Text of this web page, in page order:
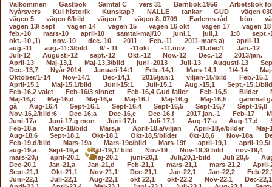
Välkommen Gästbok Samtal C vers 31 Barnbok,1956
Arbetsbok
Nyårsvers
Kul historik Kunskap? NALLE tankar GUD
vägen
vägen 5
vägen 6/bild vägen 7 vägen 8, 0709 Faderns råd bön
vägen 13/ sept
vägen 14 vägen 15 vägen 16 okt vägen 17
vägen 18
feb.-10
mars-10 april-10 samtal-maj/10 juni,1 juli,1 1:8
sept.-
okt.-10 ,1)
nov.-10 dec.-10 2011 Feb.-11 2011-mars a)
april-11
aug.-11
aug.-11:3/bild 9/ - 11 -11okt -11.nov -11.dec/1
Jan.-12
Juli-12
Augusti-12 sept.-12 Okt.-12 Nov.-12 Dec.-12
2013/jan.
April-13
Maj-13,1 Maj-13,3/bild juni -2013 Juli-13 Augusti-13
Dec.-13,7
Nyår 2014 Januari-14:1 Feb.-14,1 Mars-14,1 1/4-14
Oktober/1-14
Nov-14/1 Dec-14,1 2015/jan:1 viljan-15/bild
Feb.-15,1
April-15,1
Maj-15,1/bild Juni-15:1 Juli-15,1 Aug.-15,1
Sept.-15,1/
Feb-16,2 valet
Feb-16/3 sinnet Feb-16,4 Gud faller Feb-16,5 Bilder
Maj-16,c
Maj-16,d Maj-16,e Maj-16,f Maj-16,g Maj-16,h
gammal
gå
Aug-16,4 Sept-16,1 Sept-16,4 Sept-16,5 Sept-16,7
Sept-16,8
Nov-16,2/bild:6
Dec-16,a Dec-16,e Dec-16,f 2017,jan.-1 Feb-17
Juni-17a
Juni-17,g mon Juni-17,h Juli-17,1 Aug-17-a Aug-17,d
Feb-18,a
Mars-18/bild Mars,a April-18,a/viljan April-18,e/bilder
Maj-
Aug-18,6
Sept-18,1 Okt-18,1 Okt-18,5/bilder 0kt-18,6 Nov-18a
Feb-19,d/bild
Mars-19a Mars-19e/bild Mars-19f april-19,1
april-
aug-19,a
Sept-19,a Okt-19,1/ bild Nov-19 Nov-19,3/ bild
nov-19,4
mars-20,i
april-20,1 maj-20,1 juni-20,1 Juli,20,1-bild Juli 20,5
Dec-20,1
Jan-21,a Jan-21,d Feb-21,1 mars-21,1 mars-21,2
April-
Sept-21,1
Okt-21,1 Nov-21,1 Dec-21,1 Jan-22,1 Jan-22,2
Feb-
Juni-22,1
Juli-22,1 Aug-22,1 okt 22,1 okt-22,2 Nov-22,1
Dec-22,1